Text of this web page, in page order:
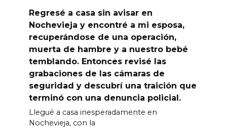
Regresé a casa sin avisar en
Nochevieja y encontré a mi esposa,
recuperándose de una operación,
muerta de hambre y a nuestro bebé
temblando. Entonces revisé las
grabaciones de las cámaras de
seguridad y descubrí una traición que
terminó con una denuncia policial.
Llegué a casa inesperadamente en
Nochevieja, con la